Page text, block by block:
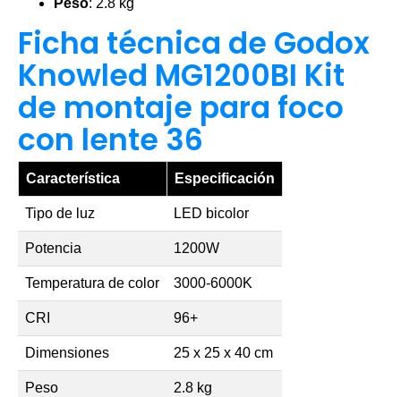
Peso: 2.8 kg
Ficha técnica de Godox
Knowled MG1200BI Kit
de montaje para foco
con lente 36
Característica Especificación
Tipo de luz LED bicolor
Potencia 1200W
Temperatura de color 3000-6000K
CRI 96+
Dimensiones 25 x 25 x 40 cm
Peso 2.8 kg